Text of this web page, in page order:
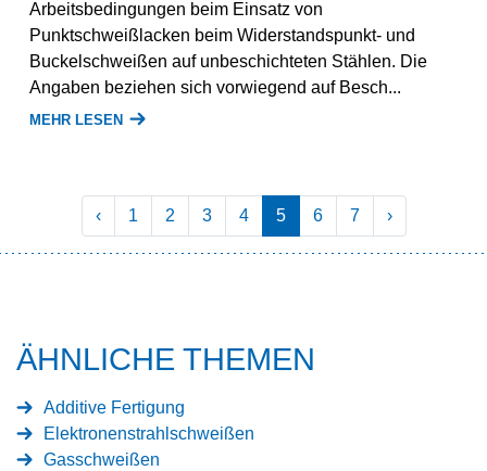
Arbeitsbedingungen beim Einsatz von
Punktschweißlacken beim Widerstandspunkt- und
Buckelschweißen auf unbeschichteten Stählen. Die
Angaben beziehen sich vorwiegend auf Besch...
MEHR LESEN
‹ 1 2 3 4 5 6 7 ›
ÄHNLICHE THEMEN
Additive Fertigung
Elektronenstrahlschweißen
Gasschweißen